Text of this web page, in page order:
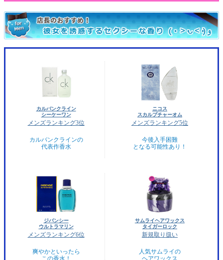
カルバンクライン
シーケーワン
メンズランキング3位
カルバンクラインの
代表作香水
ニコス
スカルプチャーオム
メンズランキング5位
今後入手困難
となる可能性あり！
ジバンシー
ウルトラマリン
メンズランキング6位
爽やかといったら
この香水！
サムライヘアワックス
タイガーロック
新規取り扱い
人気サムライの
ヘアワックス